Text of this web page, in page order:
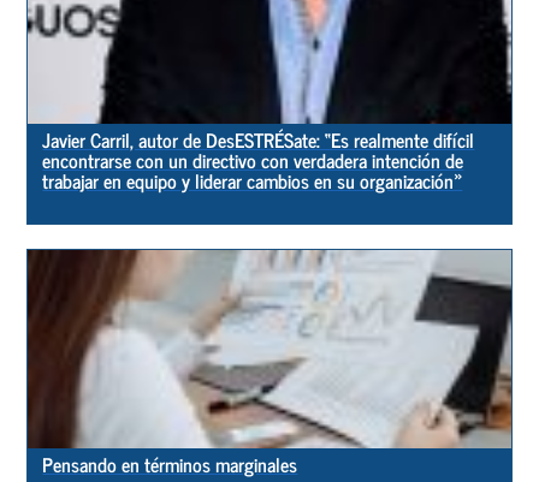
Javier Carril, autor de DesESTRÉSate: “Es realmente difícil
encontrarse con un directivo con verdadera intención de
trabajar en equipo y liderar cambios en su organización»
Pensando en términos marginales